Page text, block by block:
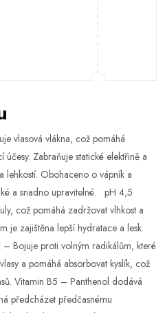
vlasová vlákna, což pomáhá
Zabraňuje statické elektřině a
lehkostí. Obohaceno o vápník a
a snadno upravitelné. pH 4,5
což pomáhá zadržovat vlhkost a
je zajištěna lepší hydratace a lesk.
Bojuje proti volným radikálům, které
a pomáhá absorbovat kyslík, což
Vitamin B5 – Panthenol dodává
předcházet předčasnému